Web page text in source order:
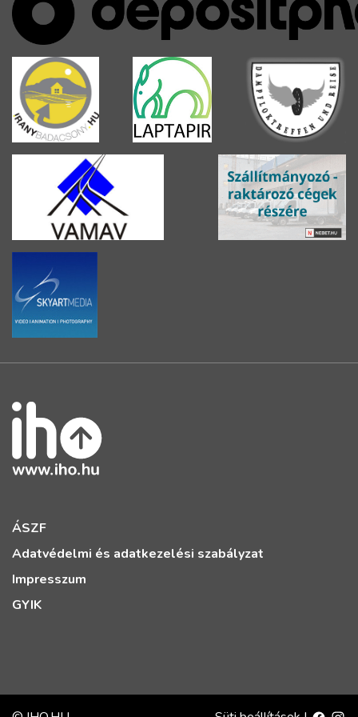
ÁSZF
Adatvédelmi és adatkezelési szabályzat
Impresszum
GYIK